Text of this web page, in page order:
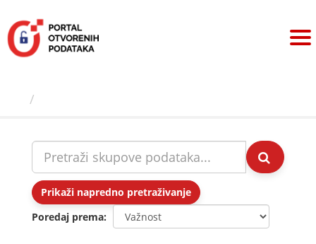
sadržaj
Prikaži napredno pretraživanje
Poredaj prema